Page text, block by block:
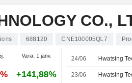
CO.,
688120 CNE100005QL7
Varia. 1 janv.
+141,88%
24/06
23/06